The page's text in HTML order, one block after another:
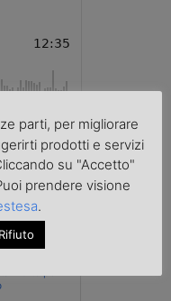
punta
per infortunio
parti, per migliorare
prodotti e servizi
su "Accetto"
prendere visione
.
Rifiuto